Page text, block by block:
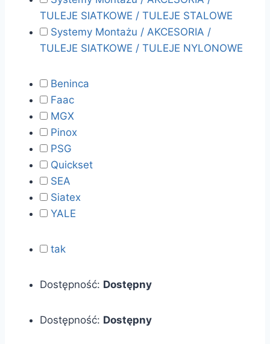
TULEJE SIATKOWE / TULEJE STALOWE
Systemy Montażu / AKCESORIA /
TULEJE SIATKOWE / TULEJE NYLONOWE
Beninca
Faac
MGX
Pinox
PSG
Quickset
SEA
Siatex
YALE
tak
Dostępność: Dostępny
Dostępność: Dostępny